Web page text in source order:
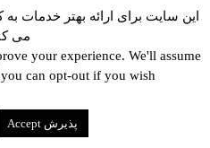
kayhan.london 2000-2026©
این سایت برای ارائه بهتر خدمات
می
your experience. We'll assume
can opt-out if you wish.
پذیرش Accept